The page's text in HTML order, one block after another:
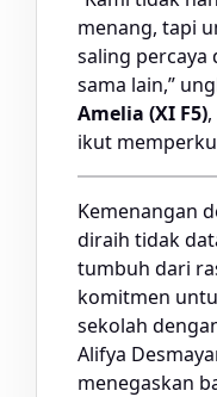
menang, tapi
saling percaya
sama lain,”
Amelia (XI F5)
ikut
Kemenangan
diraih tidak
tumbuh dari
komitmen
sekolah
Alifya
menegaskan